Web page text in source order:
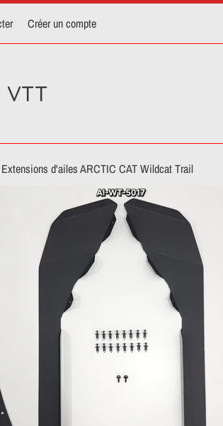
Créer un compte
VTT
Extensions d'ailes ARCTIC CAT Wildcat Trail